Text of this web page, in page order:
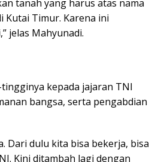
tanah yang harus atas nama
Kutai Timur. Karena ini
jelas Mahyunadi.
kepada jajaran TNI
bangsa, serta pengabdian
Dari dulu kita bisa bekerja, bisa
Kini ditambah lagi dengan